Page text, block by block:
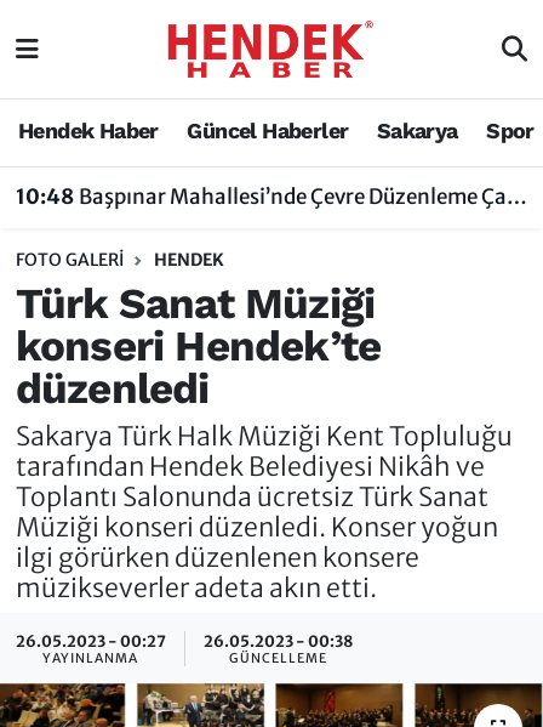
Hendek Haber Güncel Haberler Sakarya Spor
09:43 Hendek'te Vefat Edenler 7 Ağustos 2026
FOTO GALERI HENDEK
Türk Sanat Müziği
konseri Hendek’te
düzenledi
Sakarya Türk Halk Müziği Kent Topluluğu
tarafından Hendek Belediyesi Nikâh ve
Toplantı Salonunda ücretsiz Türk Sanat
Müziği konseri düzenledi. Konser yoğun
ilgi görürken düzenlenen konsere
müzikseverler adeta akın etti.
26.05.2023 - 00:27
YAYINLANMA
26.05.2023 - 00:38
GÜNCELLEME
Hendek Haber
Sakarya
Nöbetçi Eczaneler
Vefat Edenler
Hendek Haber
Siyaset
Hakkında
Hendek Haber Reklam Servisi
Künye
İletişim
Sakarya Nöbetçi Eczaneler
Sakarya Trafik Yoğunluk Haritası
Tüm Manşetler
Son Dakika Haberleri
Haber Arşivi